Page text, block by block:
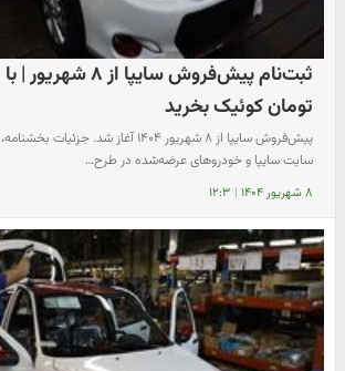
تومان کوئیک بخرید
پیش‌فروش سایپا از ۸ شهریور ۱۴۰۴ آغاز شد.
سایت سایپا و خودروهای عرضه‌شده در طرح…
۸ شهریور ۱۴۰۴ | ۱۲:۳